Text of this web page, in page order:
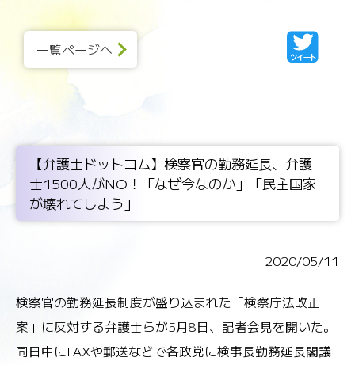
一覧ページへ
【弁護士ドットコム】検察官の勤務延長、弁護
士1500人がNO！「なぜ今なのか」「民主国家
が壊れてしまう」
2020/05/11
検察官の勤務延長制度が盛り込まれた「検察庁法改正
案」に反対する弁護士らが5月8日、記者会見を開いた。
同日中にFAXや郵送などで各政党に検事長勤務延長閣議